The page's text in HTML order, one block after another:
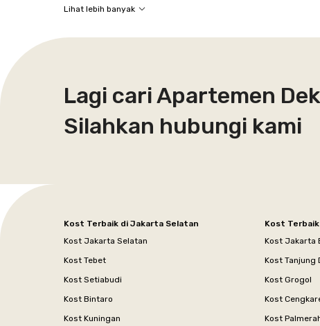
Lihat lebih banyak
Lagi cari Apartemen
Silahkan hubungi kami
Kost Terbaik di Jakarta Selatan
Kost Jakarta Selatan
Kost Tebet
Kost Setiabudi
Kost Bintaro
Kost Kuningan
Kost
Kost Jakarta
Kost Tanjung
Kost Grogol
Kost
Kost